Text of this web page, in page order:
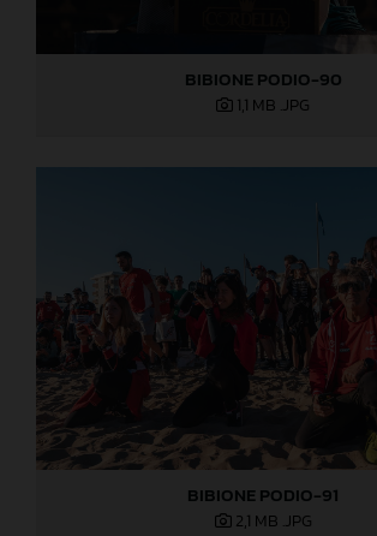
BIBIONE PODIO-90
1,1 MB .JPG
BIBIONE PODIO-91
2,1 MB .JPG